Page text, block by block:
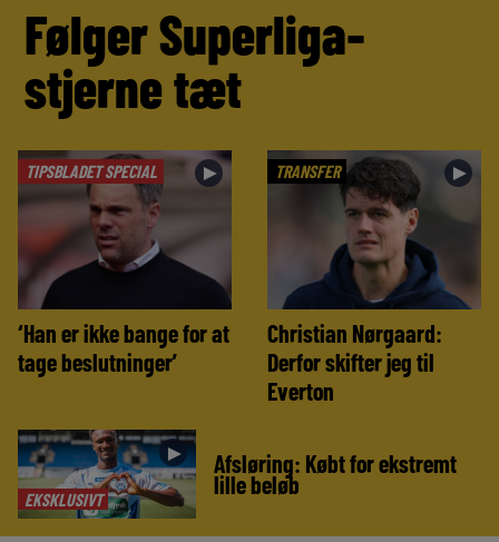
Følger Superliga-
stjerne tæt
TIPSBLADET SPECIAL ►
‘Han er ikke bange for at
tage beslutninger’
TRANSFER ►
Christian Nørgaard:
Derfor skifter jeg til
Everton
EKSKLUSIVT
► Afsløring: Købt for ekstremt
lille beløb